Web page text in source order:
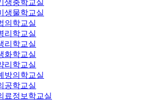
생충학교실
생물학교실
의학교실
리학교실
리학교실
화학교실
리학교실
방의학교실
공학교실
료정보학교실